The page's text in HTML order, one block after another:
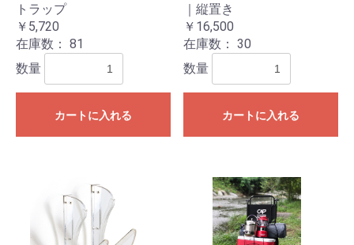
トラップ
￥5,720
在庫数： 81
数量
カートに入れる
｜縦置き
￥16,500
在庫数： 30
数量
カートに入れる